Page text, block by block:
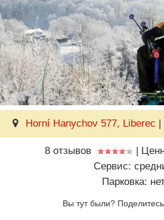
Horní Hanychov 577, Liberec |
8 отзывов |
Сервис:
Парковка:
Вы тут были?